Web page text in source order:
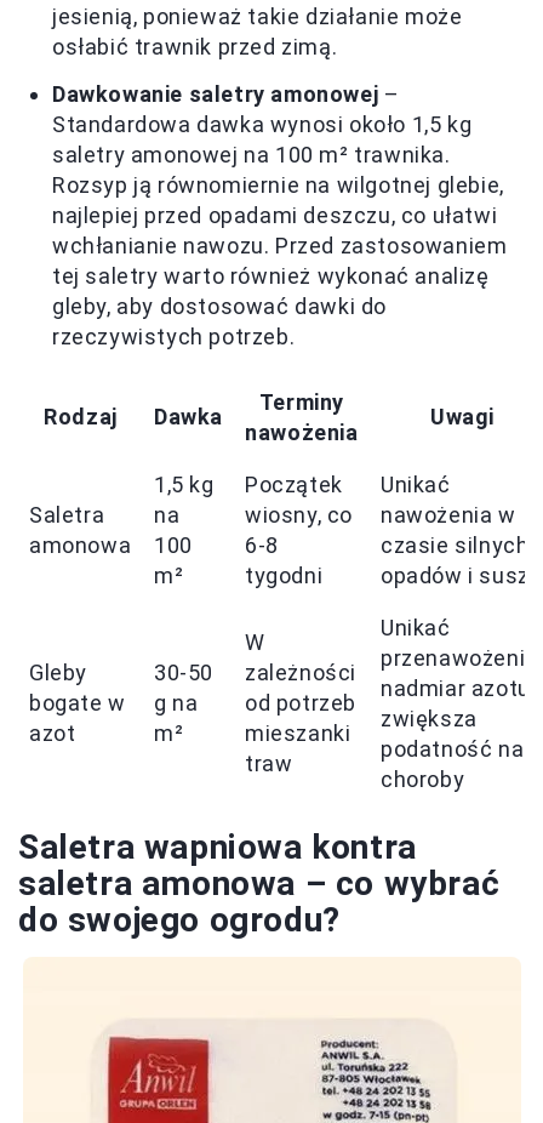
jesienią, ponieważ takie działanie może
osłabić trawnik przed zimą.
Dawkowanie saletry amonowej –
Standardowa dawka wynosi około 1,5 kg
saletry amonowej na 100 m² trawnika.
Rozsyp ją równomiernie na wilgotnej glebie,
najlepiej przed opadami deszczu, co ułatwi
wchłanianie nawozu. Przed zastosowaniem
tej saletry warto również wykonać analizę
gleby, aby dostosować dawki do
rzeczywistych potrzeb.
Rodzaj Dawka
Terminy
nawożenia
Uwagi
Saletra
amonowa
1,5 kg
na
100
m²
Początek
wiosny, co
6-8
tygodni
Unikać
nawożenia w
czasie silnych
opadów i suszy
Gleby
bogate w
azot
30-50
g na
m²
W
zależności
od potrzeb
mieszanki
traw
Unikać
przenawożenia;
nadmiar azotu
zwiększa
podatność na
choroby
Saletra wapniowa kontra
saletra amonowa – co wybrać
do swojego ogrodu?